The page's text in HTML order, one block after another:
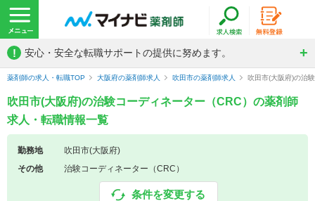
! 安心・安全な転職サポートの提供に努めます。
薬剤師の求人・転職TOP 大阪府の薬剤師求人 吹田市の薬剤師求人 吹田市(大阪府)の治
吹田市(大阪府)の治験コーディネーター（CRC）の薬剤師
求人・転職情報一覧
勤務地
吹田市(大阪府)
その他
治験コーディネーター（CRC）
条件を変更する